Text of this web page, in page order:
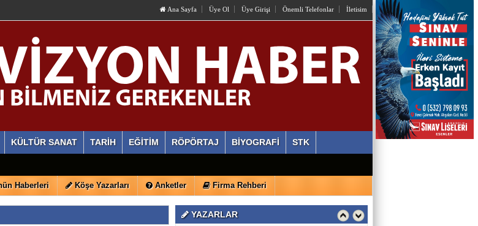
Ana Sayfa Üye Ol Üye Girişi Önemli Telefonlar İletisim
KÜLTÜR SANAT TARİH EĞİTİM RÖPÖRTAJ BİYOGRAFİ STK
Haberleri Köşe Yazarları Anketler Firma Rehberi
YAZARLAR
Hamburgun karanlık sokakları
Zahid Medeni
Şehir ve Aile Şurasının Düşündürdükleri (2)
Bir İnsanlık Mektebi: Tosya Yaren Kültürü
YASİN ÖZEN
Miraç Gecesi Kudüs Davamız Kandil Olsun